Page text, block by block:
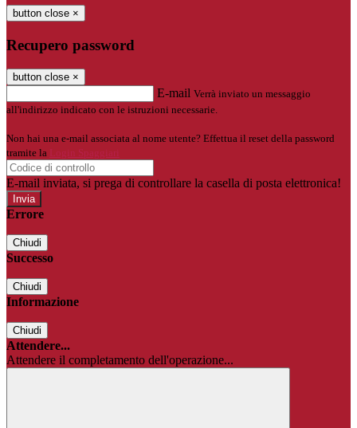
button close ×
Recupero password
button close ×
E-mail Verrà inviato un messaggio
all'indirizzo indicato con le istruzioni necessarie.
Non hai una e-mail associata al nome utente? Effettua il reset della password
tramite la
Login Spaggiari
E-mail inviata, si prega di controllare la casella di posta elettronica!
Errore
Chiudi
Successo
Chiudi
Informazione
Chiudi
Attendere...
Attendere il completamento dell'operazione...